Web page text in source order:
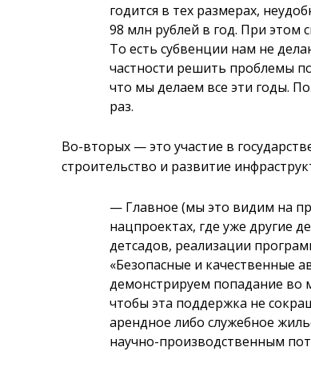
годится в тех размерах,
98 млн рублей в год. При этом
То есть субвенции нам не
частности решить проблемы
что мы делаем все эти годы.
раз.
Во-вторых — это участие в
строительство и развитие
—Главное (мы это видим на
нацпроектах, где уже другие
детсадов, реализации
«Безопасные и качественные
демонстрируем попадание во
чтобы эта поддержка не
арендное либо служебное
научно-производственным